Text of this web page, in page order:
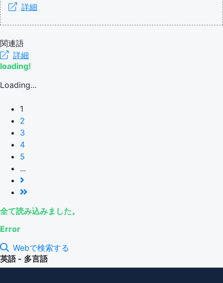
詳細
関連語
詳細
loading!
Loading...
1
2
3
4
5
...
全て読み込みました。
Error
Webで検索する
英語 - 多言語